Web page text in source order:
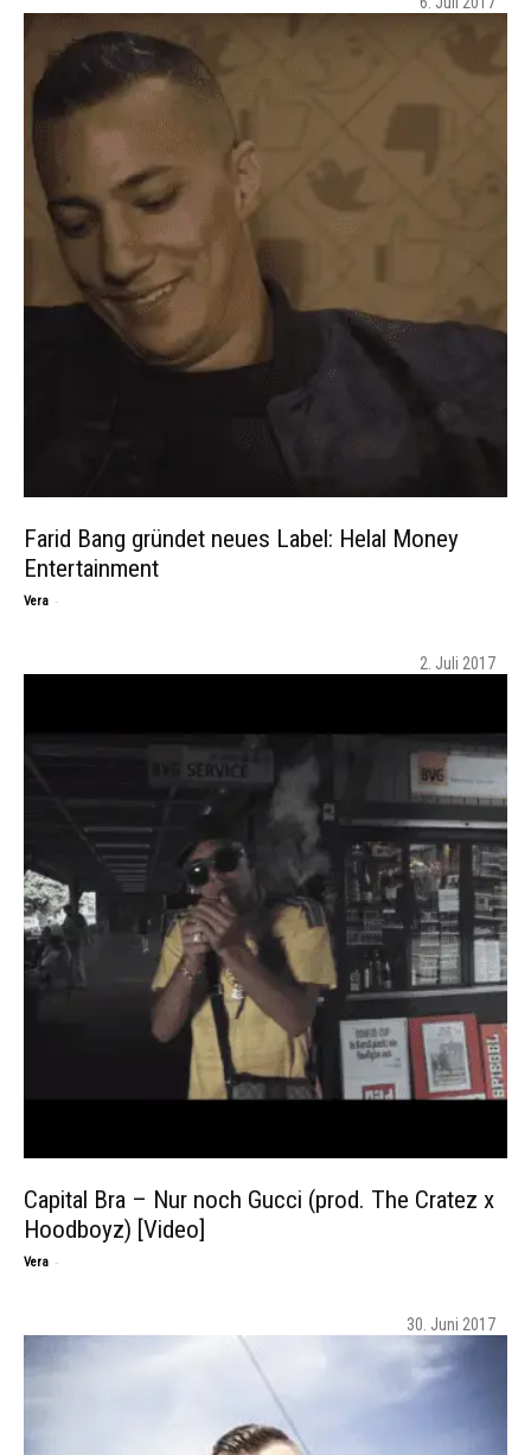
Farid Bang gründet neues Label: Helal Money
Entertainment
Vera -
2. Juli 2017
Capital Bra – Nur noch Gucci (prod. The Cratez x
Hoodboyz) [Video]
Vera -
30. Juni 2017